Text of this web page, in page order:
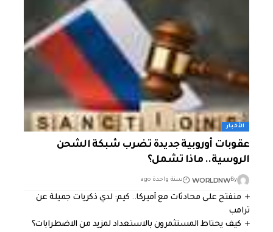
الأخبار
عقوبات أوروبية جديدة تضرب شبكة الشحن
الروسية.. ماذا تشمل؟
By
WORLDNW سنة واحدة ago
منفتح على محادثات مع أميركا.. كيم: لدي ذكريات جميلة عن
ترامب
كيف يحتاط المستثمرون بالاستعداد لمزيد من الاضطرابات؟